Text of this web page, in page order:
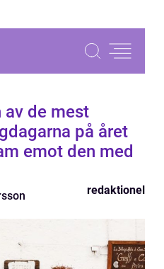
av de mest
på året
emot den med
redaktionel